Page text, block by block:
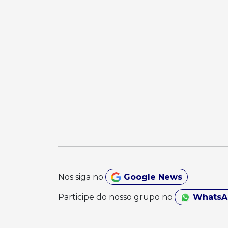
Nos siga no Google News
Participe do nosso grupo no